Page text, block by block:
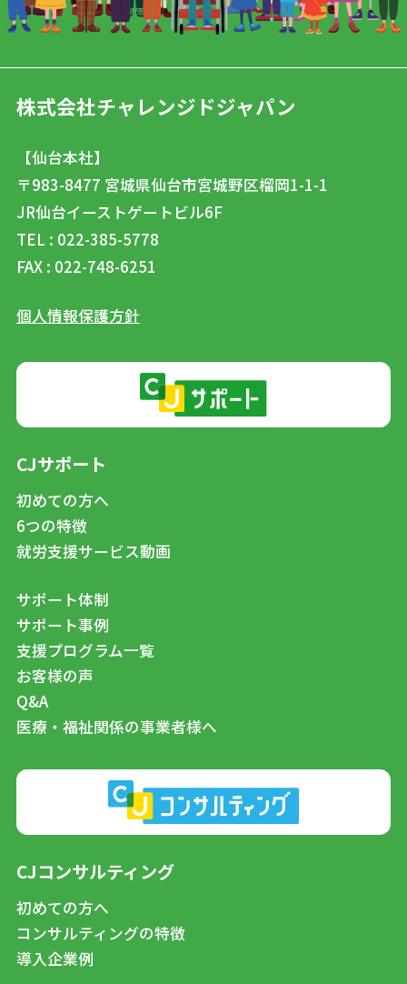
株式会社チャレンジドジャパン
【仙台本社】
〒983-8477 宮城県仙台市宮城野区榴岡1-1-1
JR仙台イーストゲートビル6F
TEL : 022-385-5778
FAX : 022-748-6251
個人情報保護方針
CJサポート
初めての方へ
6つの特徴
就労支援サービス動画
サポート体制
サポート事例
支援プログラム一覧
お客様の声
Q&A
医療・福祉関係の事業者様へ
CJコンサルティング
初めての方へ
コンサルティングの特徴
導入企業例